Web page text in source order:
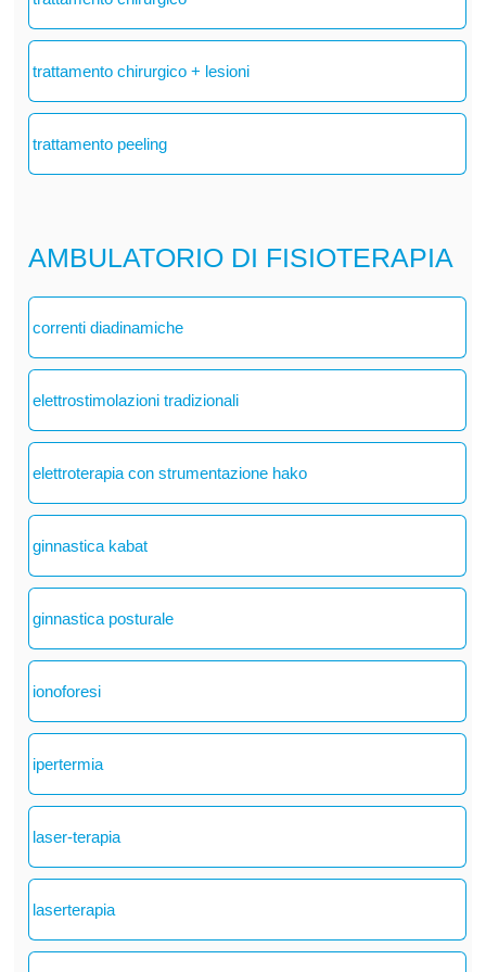
trattamento chirurgico + lesioni
trattamento peeling
AMBULATORIO DI FISIOTERAPIA
correnti diadinamiche
elettrostimolazioni tradizionali
elettroterapia con strumentazione hako
ginnastica kabat
ginnastica posturale
ionoforesi
ipertermia
laser-terapia
laserterapia